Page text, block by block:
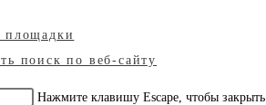
площадки
поиск по веб-сайту
Нажмите клавишу Escape, чтобы